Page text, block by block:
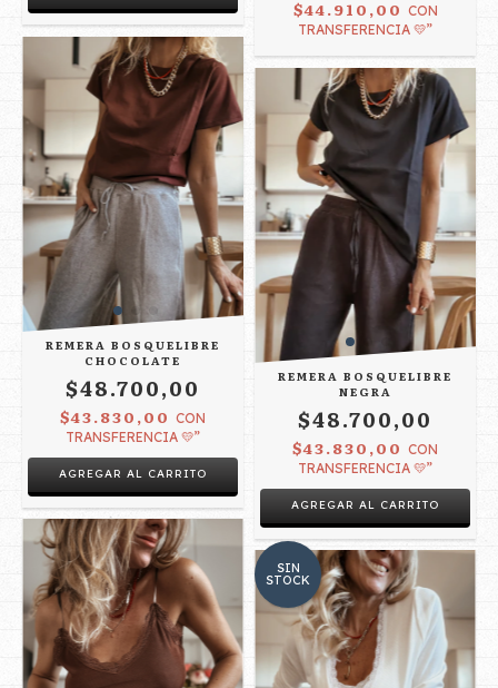
$44.910,00 CON
TRANSFERENCIA 💛”
REMERA BOSQUELIBRE
CHOCOLATE
$48.700,00
$43.830,00 CON
TRANSFERENCIA 💛”
AGREGAR AL CARRITO
REMERA BOSQUELIBRE
NEGRA
$48.700,00
$43.830,00 CON
TRANSFERENCIA 💛”
AGREGAR AL CARRITO
SIN
STOCK